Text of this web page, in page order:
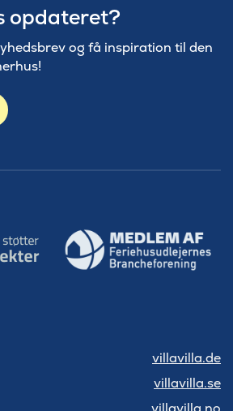
opdateret?
og få inspiration til den
villavilla.de
villavilla.se